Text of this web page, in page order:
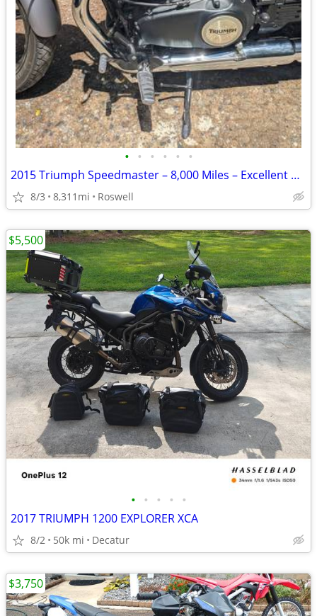
• • • • • •
2015 Triumph Speedmaster – 8,000 Miles – Excellent Condition
8/3 8,311mi Roswell
• • • • •
2017 TRIUMPH 1200 EXPLORER XCA
8/2 50k mi Decatur
$5,500
$3,750